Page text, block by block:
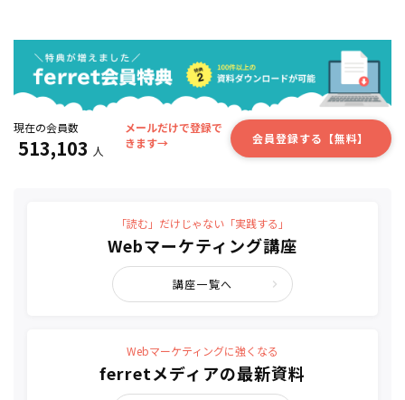
現在の会員数
513,103 人
メールだけで登録で
きます→
会員登録する【無料】
「読む」だけじゃない「実践する」
Webマーケティング講座
講座一覧へ
Webマーケティングに強くなる
ferretメディアの最新資料